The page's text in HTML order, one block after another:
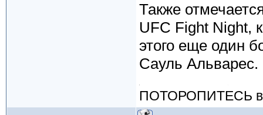
Также
UFC Fight Night,
этого еще один
Сауль Альварес.
ПОТОРОПИТЕСЬ